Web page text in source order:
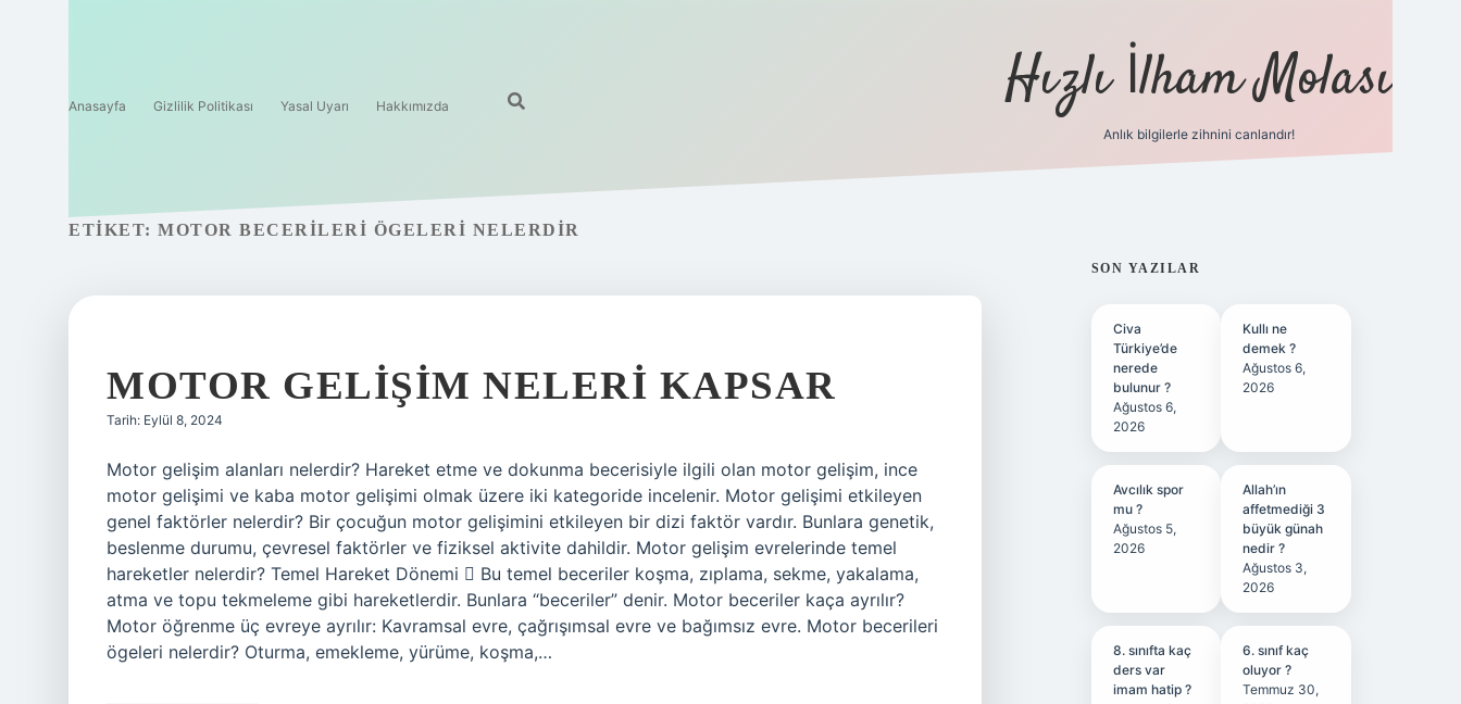
Anasayfa Gizlilik Politikası Yasal Uyarı Hakkımızda Hızlı İlham Molası
Anlık bilgilerle zihnini canlandır!
ETIKET: MOTOR BECERILERI ÖGELERI NELERDIR
MOTOR GELIŞIM NELERI KAPSAR
Tarih: Eylül 8, 2024
Motor gelişim alanları nelerdir? Hareket etme ve dokunma becerisiyle ilgili olan motor gelişim, ince
motor gelişimi ve kaba motor gelişimi olmak üzere iki kategoride incelenir. Motor gelişimi etkileyen
genel faktörler nelerdir? Bir çocuğun motor gelişimini etkileyen bir dizi faktör vardır. Bunlara genetik,
beslenme durumu, çevresel faktörler ve fiziksel aktivite dahildir. Motor gelişim evrelerinde temel
hareketler nelerdir? Temel Hareket Dönemi  Bu temel beceriler koşma, zıplama, sekme, yakalama,
atma ve topu tekmeleme gibi hareketlerdir. Bunlara “beceriler” denir. Motor beceriler kaça ayrılır?
Motor öğrenme üç evreye ayrılır: Kavramsal evre, çağrışımsal evre ve bağımsız evre. Motor becerileri
ögeleri nelerdir? Oturma, emekleme, yürüme, koşma,…
SIDEBAR
SON YAZILAR
Civa
Türkiye’de
nerede
bulunur ?
Ağustos 6,
2026
Kullı ne
demek ?
Ağustos 6,
2026
Avcılık spor
mu ?
Ağustos 5,
2026
Allah’ın
affetmediği 3
büyük günah
nedir ?
Ağustos 3,
2026
8. sınıfta kaç
ders var
imam hatip ?
6. sınıf kaç
oluyor ?
Temmuz 30,